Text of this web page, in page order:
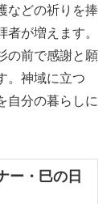
などの祈りを捧
が増えます。
の前で感謝と願
。神域に立つ
自分の暮らしに
ー・巳の日